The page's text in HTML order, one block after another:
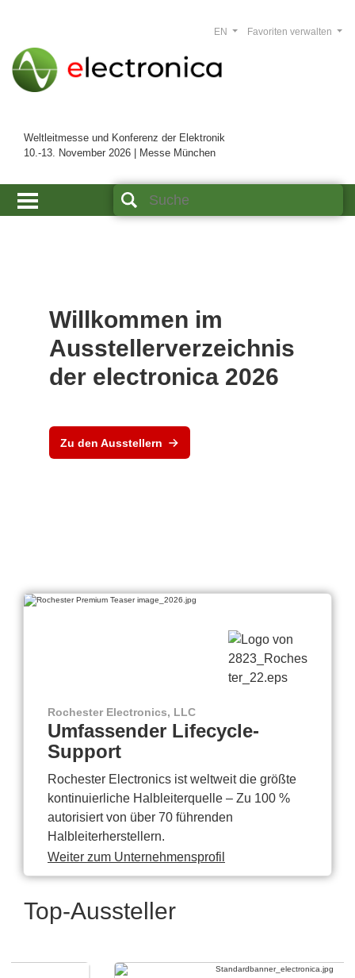
Weltleitmesse und Konferenz der Elektronik
10.-13. November 2026 | Messe München
Favoriten verwalten
EN
Willkommen im
Ausstellerverzeichnis
der electronica 2026
Zu den Ausstellern
Rochester Electronics, LLC
Umfassender Lifecycle-
Support
Rochester Electronics ist weltweit die größte
kontinuierliche Halbleiterquelle – Zu 100 %
autorisiert von über 70 führenden
Halbleiterherstellern.
Weiter zum Unternehmensprofil
Top-Aussteller